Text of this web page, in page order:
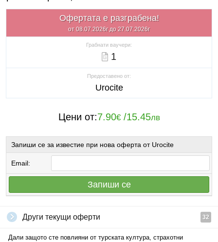
Офертата е разграбена!
от 08.07.2026г до 27.07.2026г
Грабнати ваучери:
1
Предоставено от:
Urocite
Цени от:7.90€/15.45лв
Запиши се за известие при нова оферта от Urocite
Email:
Запиши се
Други текущи оферти 32
Дали защото сте повлияни от турската култура, страхотни